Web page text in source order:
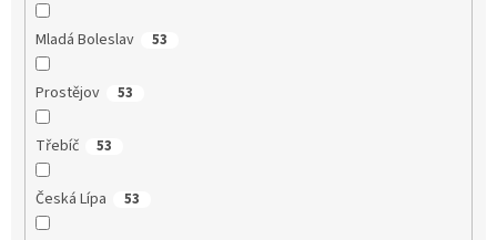
Mladá Boleslav 53
Prostějov 53
Třebíč 53
Česká Lípa 53